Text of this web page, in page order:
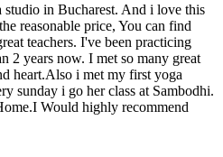
in Bucharest. And i love this
reasonable price, You can find
teachers. I've been practicing
2 years now. I met so many great
heart.Also i met my first yoga
sunday i go her class at Sambodhi.
Would highly recommend